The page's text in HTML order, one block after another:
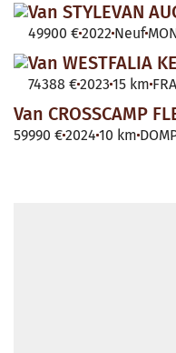
Van STYLEVAN
49900 €2022 Neuf
Van WESTFALIA
74388 €2023 15 km
Van CROSSCAMP
59990 €2024 10 km